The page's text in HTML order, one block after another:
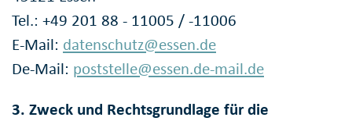
Tel.: +49 201 88 - 11005 / -11006
E-Mail: datenschutz@essen.de
De-Mail: poststelle@essen.de-mail.de
3. Zweck und Rechtsgrundlage für die